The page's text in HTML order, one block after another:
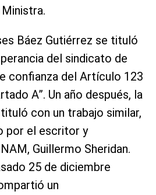
Báez Gutiérrez se tituló
del sindicato de
confianza del Artículo 123
A”. Un año después, la
con un trabajo similar,
por el escritor y
Guillermo Sheridan.
25 de diciembre
un